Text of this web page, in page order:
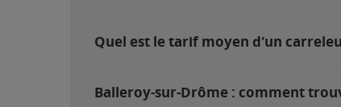
Quel est le tarif moyen d'un
Balleroy-sur-Drôme : comment